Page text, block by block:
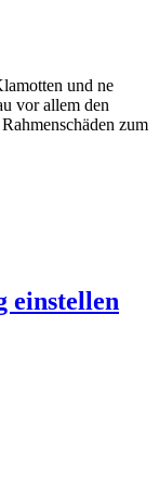
und ne
vor allem den
zum
einstellen